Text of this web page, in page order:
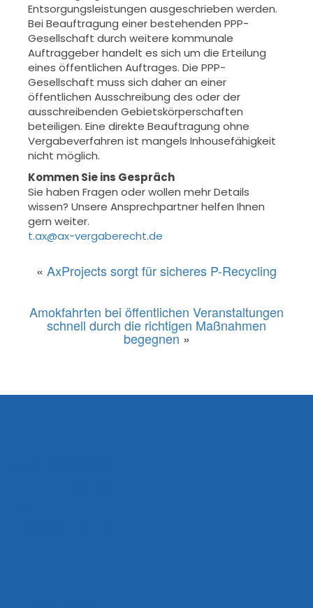
Entsorgungsleistungen ausgeschrieben werden.
Bei Beauftragung einer bestehenden PPP-
Gesellschaft durch weitere kommunale
Auftraggeber handelt es sich um die Erteilung
eines öffentlichen Auftrages. Die PPP-
Gesellschaft muss sich daher an einer
öffentlichen Ausschreibung des oder der
ausschreibenden Gebietskörperschaften
beteiligen. Eine direkte Beauftragung ohne
Vergabeverfahren ist mangels Inhousefähigkeit
nicht möglich.
Kommen Sie ins Gespräch
Sie haben Fragen oder wollen mehr Details
wissen? Unsere Ansprechpartner helfen Ihnen
gern weiter.
t.ax@ax-vergaberecht.de
« AxProjects sorgt für sicheres P-Recycling
Amokfahrten bei öffentlichen Veranstaltungen
schnell durch die richtigen Maßnahmen
begegnen »